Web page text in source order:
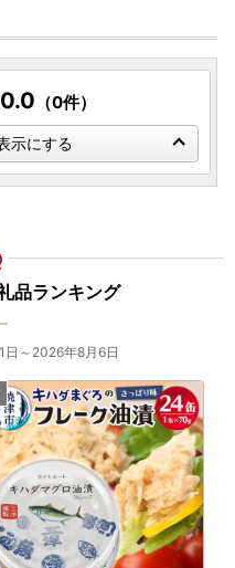
0.0 （0件）
示にする
品ランキング
～2026年8月6日